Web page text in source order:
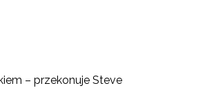
– przekonuje Steve